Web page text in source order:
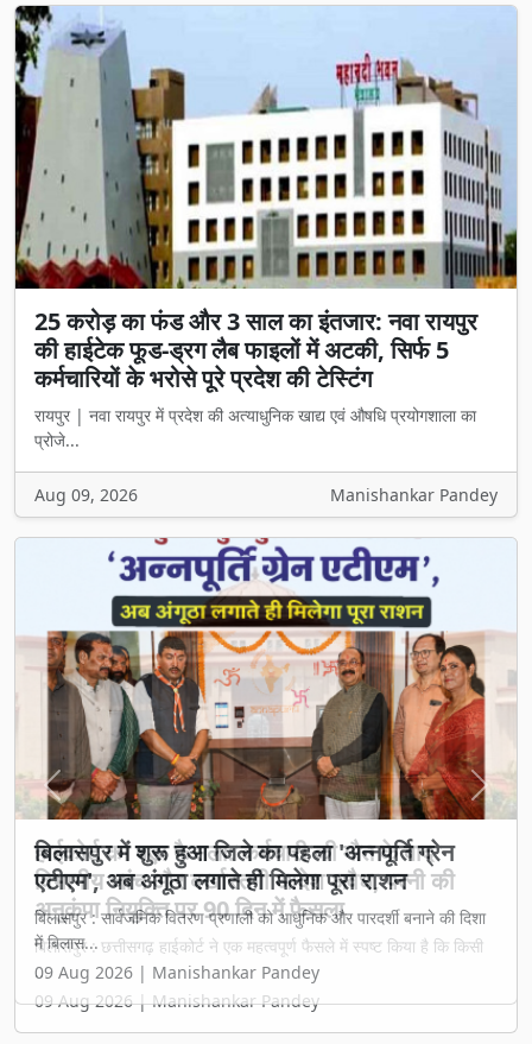
25 करोड़ का फंड और 3 साल का इंतजार: नवा रायपुर
की हाईटेक फूड-ड्रग लैब फाइलों में अटकी, सिर्फ 5
कर्मचारियों के भरोसे पूरे प्रदेश की टेस्टिंग
रायपुर | नवा रायपुर में प्रदेश की अत्याधुनिक खाद्य एवं औषधि प्रयोगशाला का
प्रोजे...
Aug 09, 2026 Manishankar Pandey
बिलासपुर में शुरू हुआ जिले का पहला 'अन्नपूर्ति ग्रेन
एटीएम', अब अंगूठा लगाते ही मिलेगा पूरा राशन
बिलासपुर : सार्वजनिक वितरण प्रणाली को आधुनिक और पारदर्शी बनाने की दिशा
में बिलास...
09 Aug 2026 | Manishankar Pandey
Previous Next